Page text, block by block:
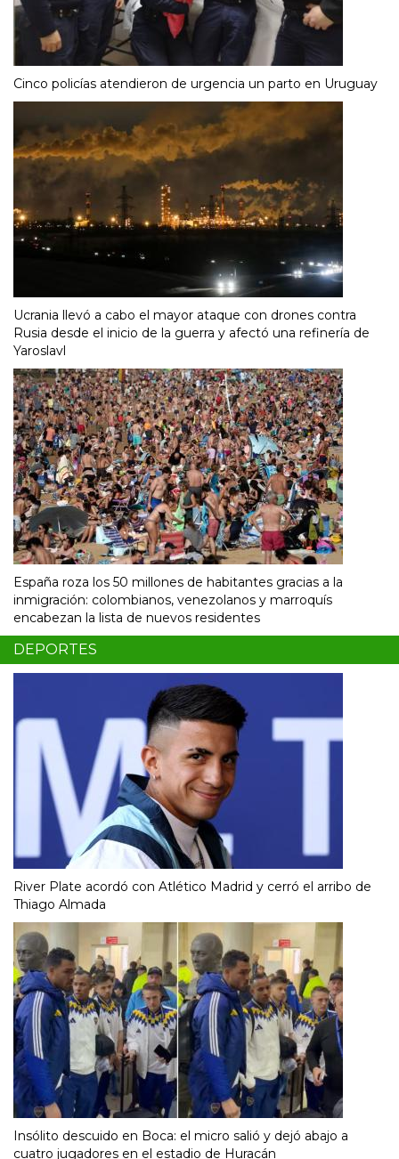
Cinco policías atendieron de urgencia un parto en Uruguay
Ucrania llevó a cabo el mayor ataque con drones contra
Rusia desde el inicio de la guerra y afectó una refinería de
Yaroslavl
España roza los 50 millones de habitantes gracias a la
inmigración: colombianos, venezolanos y marroquís
encabezan la lista de nuevos residentes
DEPORTES
River Plate acordó con Atlético Madrid y cerró el arribo de
Thiago Almada
Insólito descuido en Boca: el micro salió y dejó abajo a
cuatro jugadores en el estadio de Huracán